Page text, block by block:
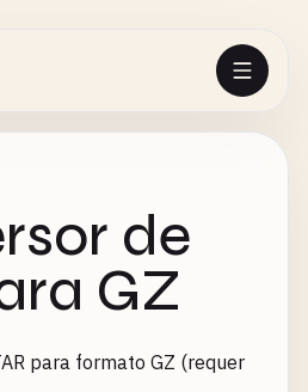
de
GZ
para formato GZ (requer